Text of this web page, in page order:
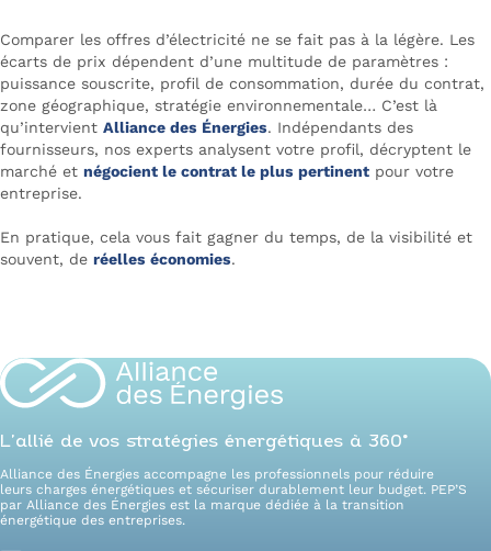
Comparer les offres d’électricité ne se fait pas à la légère. Les
écarts de prix dépendent d’une multitude de paramètres :
puissance souscrite, profil de consommation, durée du contrat,
zone géographique, stratégie environnementale… C’est là
qu’intervient Alliance des Énergies. Indépendants des
fournisseurs, nos experts analysent votre profil, décryptent le
marché et négocient le contrat le plus pertinent pour votre
entreprise.
En pratique, cela vous fait gagner du temps, de la visibilité et
souvent, de réelles économies.
L’allié de vos stratégies énergétiques à 360°
Alliance des Énergies accompagne les professionnels pour réduire
leurs charges énergétiques et sécuriser durablement leur budget. PEP’S
par Alliance des Énergies est la marque dédiée à la transition
énergétique des entreprises.